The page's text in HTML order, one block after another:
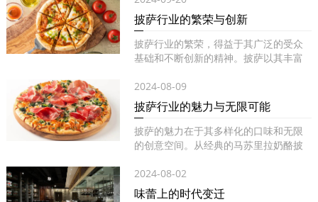
披萨行业的繁荣与创新
披萨行业的繁荣，得益于其广泛的受众
基础和不断创新的精神。披萨以其丰富
2024-08-09
披萨行业的魅力与无限可能
披萨的魅力在于其多样化的口味和无限
的创意空间。从经典的马苏里拉奶酪披
2024-08-02
味蕾上的时代变迁